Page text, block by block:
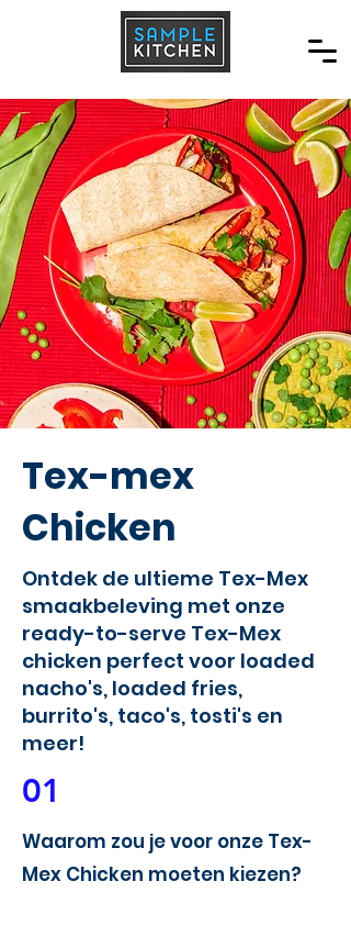
Tex-mex
Chicken
Ontdek de ultieme Tex-Mex
smaakbeleving met onze
ready-to-serve Tex-Mex
chicken perfect voor loaded
nacho's, loaded fries,
burrito's, taco's, tosti's en
meer!
01
Waarom zou je voor onze Tex-
Mex Chicken moeten kiezen?